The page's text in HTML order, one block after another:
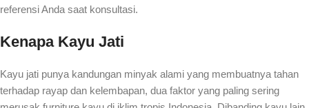
referensi Anda saat konsultasi.
Kenapa Kayu Jati
Kayu jati punya kandungan minyak alami yang membuatnya tahan
terhadap rayap dan kelembapan, dua faktor yang paling sering